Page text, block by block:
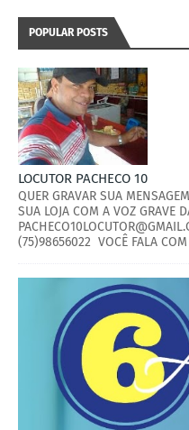
POPULAR POSTS
LOCUTOR PACHECO 10
QUER GRAVAR SUA
SUA LOJA COM A VOZ GRAVE
(75)98656022 VOCÊ FALA COM